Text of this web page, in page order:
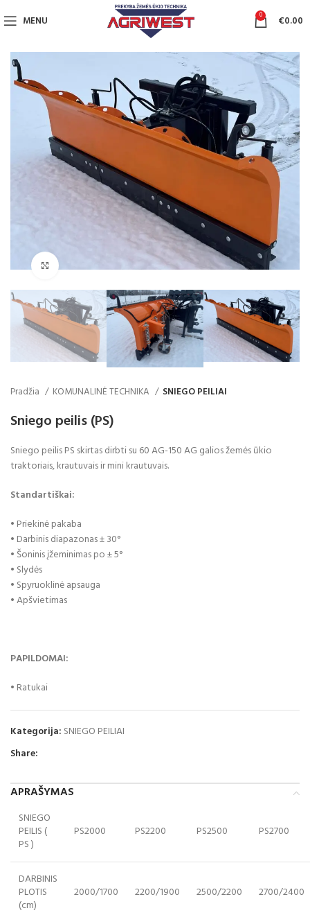
MENU 0 €0.00
Pradžia KOMUNALINĖ TECHNIKA SNIEGO PEILIAI
Sniego peilis (PS)
Sniego peilis PS skirtas dirbti su 60 AG-150 AG galios žemės ūkio
traktoriais, krautuvais ir mini krautuvais.
Standartiškai:
• Priekinė pakaba
• Darbinis diapazonas ± 30°
• Šoninis įžeminimas po ± 5°
• Slydės
• Spyruoklinė apsauga
• Apšvietimas
PAPILDOMAI:
• Ratukai
Kategorija: SNIEGO PEILIAI
Share:
APRAŠYMAS
SNIEGO
PEILIS (
PS )
PS2000 PS2200 PS2500 PS2700
DARBINIS
PLOTIS
(cm)
2000/1700 2200/1900 2500/2200 2700/2400